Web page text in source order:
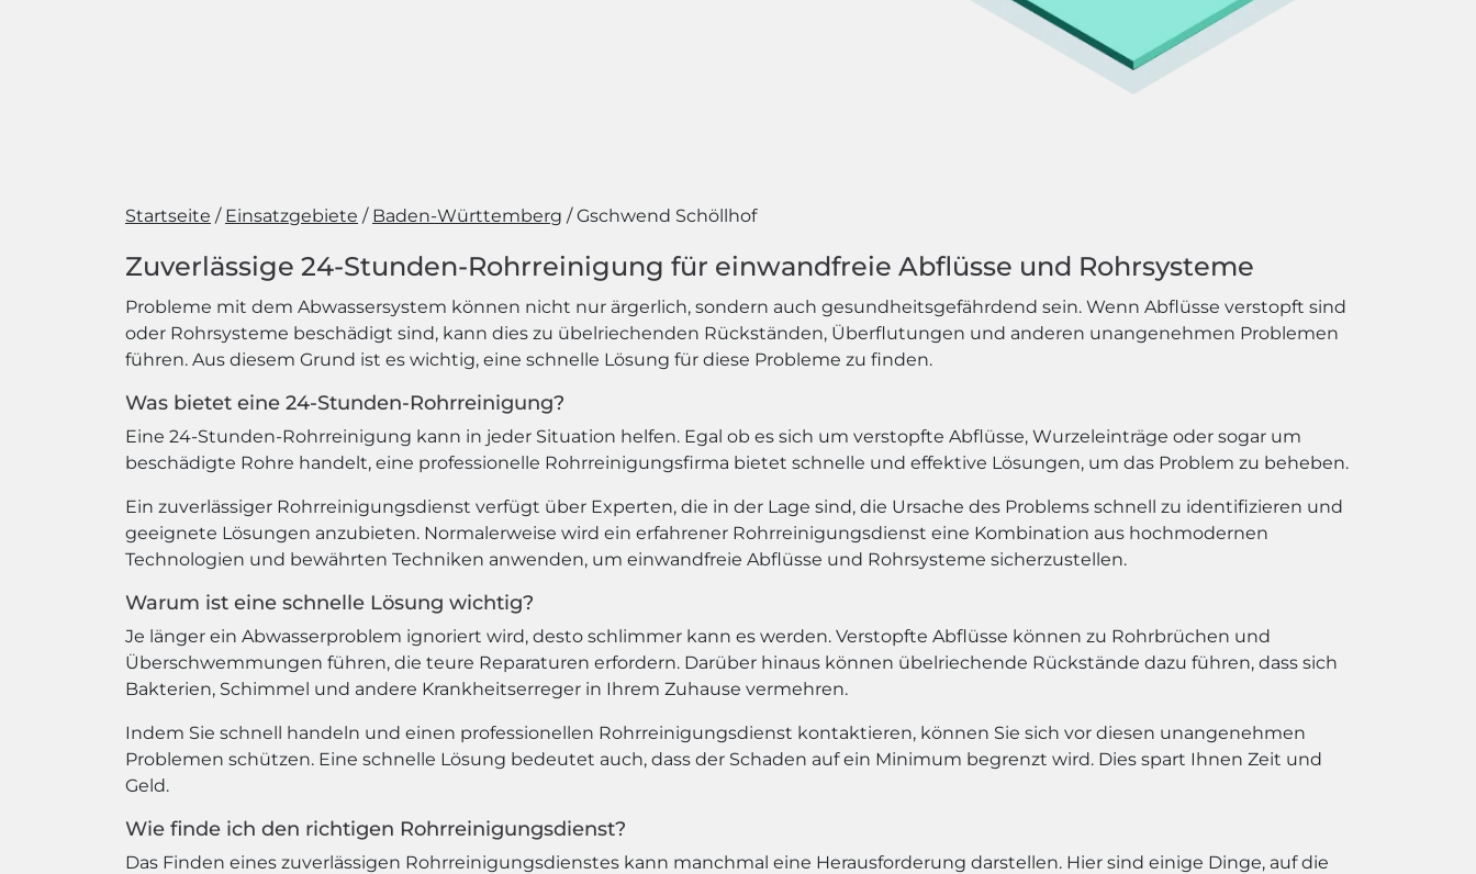
Startseite Einsatzgebiete Baden-Württemberg Gschwend Schöllhof
Zuverlässige 24-Stunden-Rohrreinigung für einwandfreie Abflüsse und Rohrsysteme
Probleme mit dem Abwassersystem können nicht nur ärgerlich, sondern auch gesundheitsgefährdend sein. Wenn Abflüsse verstopft sind
oder Rohrsysteme beschädigt sind, kann dies zu übelriechenden Rückständen, Überflutungen und anderen unangenehmen Problemen
führen. Aus diesem Grund ist es wichtig, eine schnelle Lösung für diese Probleme zu finden.
Was bietet eine 24-Stunden-Rohrreinigung?
Eine 24-Stunden-Rohrreinigung kann in jeder Situation helfen. Egal ob es sich um verstopfte Abflüsse, Wurzeleinträge oder sogar um
beschädigte Rohre handelt, eine professionelle Rohrreinigungsfirma bietet schnelle und effektive Lösungen, um das Problem zu beheben.
Ein zuverlässiger Rohrreinigungsdienst verfügt über Experten, die in der Lage sind, die Ursache des Problems schnell zu identifizieren und
geeignete Lösungen anzubieten. Normalerweise wird ein erfahrener Rohrreinigungsdienst eine Kombination aus hochmodernen
Technologien und bewährten Techniken anwenden, um einwandfreie Abflüsse und Rohrsysteme sicherzustellen.
Warum ist eine schnelle Lösung wichtig?
Je länger ein Abwasserproblem ignoriert wird, desto schlimmer kann es werden. Verstopfte Abflüsse können zu Rohrbrüchen und
Überschwemmungen führen, die teure Reparaturen erfordern. Darüber hinaus können übelriechende Rückstände dazu führen, dass sich
Bakterien, Schimmel und andere Krankheitserreger in Ihrem Zuhause vermehren.
Indem Sie schnell handeln und einen professionellen Rohrreinigungsdienst kontaktieren, können Sie sich vor diesen unangenehmen
Problemen schützen. Eine schnelle Lösung bedeutet auch, dass der Schaden auf ein Minimum begrenzt wird. Dies spart Ihnen Zeit und
Geld.
Wie finde ich den richtigen Rohrreinigungsdienst?
Das Finden eines zuverlässigen Rohrreinigungsdienstes kann manchmal eine Herausforderung darstellen. Hier sind einige Dinge, auf die